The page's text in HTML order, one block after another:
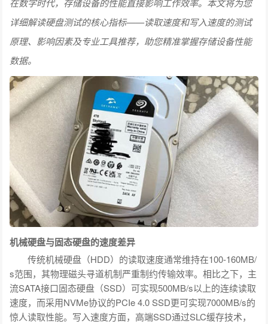
在数字时代，存储设备的性能直接影响工作效率。本文将为您
详细解读硬盘测试的核心指标——读取速度和写入速度的测试
原理、影响因素及专业工具推荐，助您精准掌握存储设备性能
数据。
机械硬盘与固态硬盘的速度差异
传统机械硬盘（HDD）的读取速度通常维持在100-160MB/
s范围，其物理磁头寻道机制严重制约传输效率。相比之下，主
流SATA接口固态硬盘（SSD）可实现500MB/s以上的连续读取
速度，而采用NVMe协议的PCIe 4.0 SSD更可实现7000MB/s的
惊人读取性能。写入速度方面，高端SSD通过SLC缓存技术，